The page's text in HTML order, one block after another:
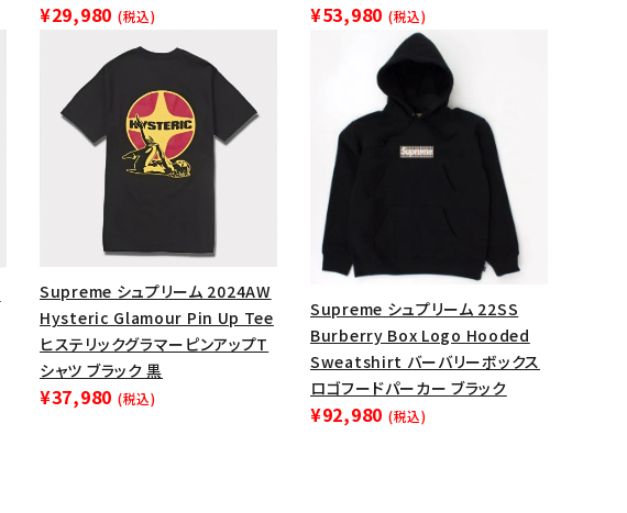
¥29,980 (税込) ¥53,980 (税込)
Supreme シュプリーム 2024AW
Hysteric Glamour Pin Up Tee
ヒステリックグラマーピンアップT
シャツ ブラック 黒
¥37,980 (税込)
Supreme シュプリーム 22SS
Burberry Box Logo Hooded
Sweatshirt バーバリーボックス
ロゴフードパーカー ブラック
¥92,980 (税込)